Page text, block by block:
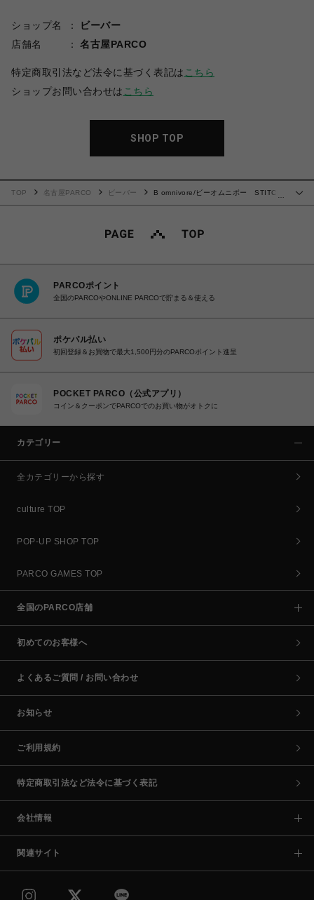
ショップ名
ビーバー
店舗名
名古屋PARCO
特定商取引法など法令に基づく表記は こちら
ショップお問い合わせは こちら
SHOP TOP
…
TOP 名古屋PARCO ビーバー
B omnivore/ビーオムニボー STITCH
PARCOポイント
全国のPARCOやONLINE PARCOで貯まる＆使える
ポケパル払い
初回登録＆お買物で最大1,500円分のPARCOポイント進呈
POCKET PARCO（公式アプリ）
コイン＆クーポンでPARCOでのお買い物がオトクに
カテゴリー
全カテゴリーから探す
culture TOP
POP-UP SHOP TOP
PARCO GAMES TOP
全国のPARCO店舗
初めてのお客様へ
よくあるご質問 / お問い合わせ
お知らせ
ご利用規約
特定商取引法など法令に基づく表記
会社情報
関連サイト